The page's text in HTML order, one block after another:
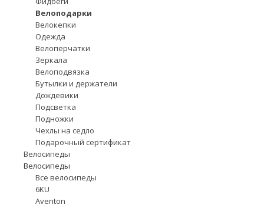
Велоподарки
Велокепки
Одежда
Велоперчатки
Зеркала
Велоподвязка
Бутылки и держатели
Дождевики
Подсветка
Подножки
Чехлы на седло
Подарочный сертификат
Велосипеды
Велосипеды
Все велосипеды
6KU
Aventon